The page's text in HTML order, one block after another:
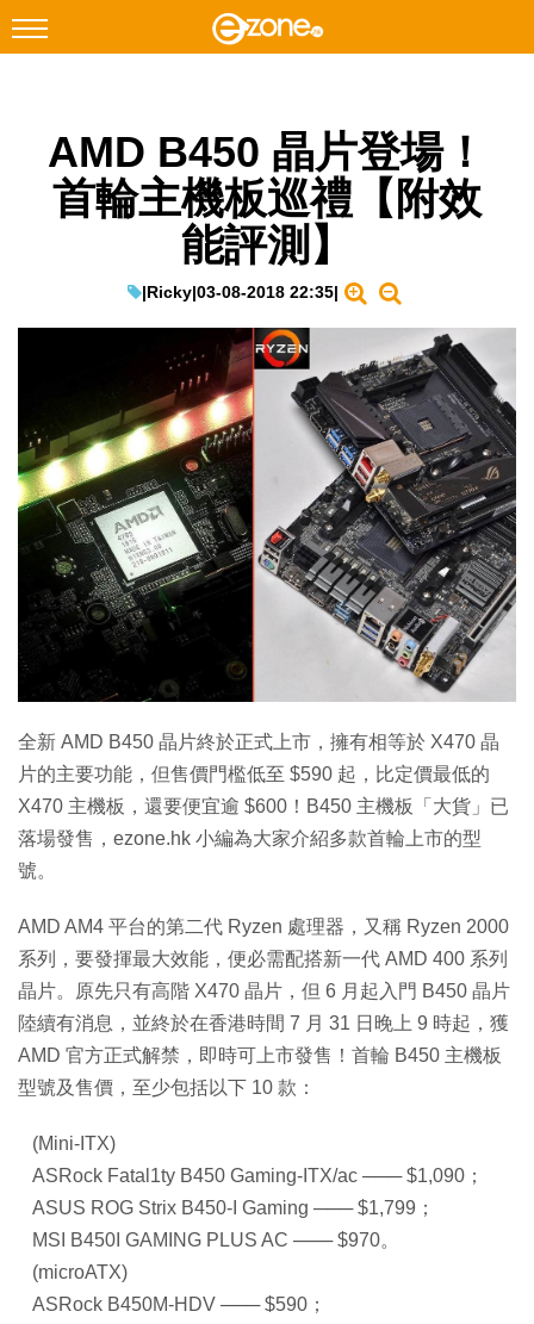
Facebook Instagram
科技焦點
教學評測
IT Times
生成式AI與雲端應用
Enterprise Digital Transformation
AMD B450 晶片登場！
首輪主機板巡禮【附效
能評測】
|Ricky|03-08-2018 22:35|
全新 AMD B450 晶片終於正式上市，擁有相等於 X470 晶
片的主要功能，但售價門檻低至 $590 起，比定價最低的
X470 主機板，還要便宜逾 $600！B450 主機板「大貨」已
落場發售，ezone.hk 小編為大家介紹多款首輪上市的型
號。
AMD AM4 平台的第二代 Ryzen 處理器，又稱 Ryzen 2000
系列，要發揮最大效能，便必需配搭新一代 AMD 400 系列
晶片。原先只有高階 X470 晶片，但 6 月起入門 B450 晶片
陸續有消息，並終於在香港時間 7 月 31 日晚上 9 時起，獲
AMD 官方正式解禁，即時可上市發售！首輪 B450 主機板
型號及售價，至少包括以下 10 款：
(Mini-ITX)
ASRock Fatal1ty B450 Gaming-ITX/ac ─── $1,090；
ASUS ROG Strix B450-I Gaming ─── $1,799；
MSI B450I GAMING PLUS AC ─── $970。
(microATX)
ASRock B450M-HDV ─── $590；